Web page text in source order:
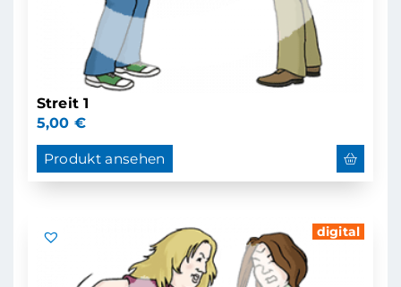
Streit 1
5,00 €
Produkt ansehen
digital